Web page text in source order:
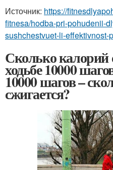
Источник: https://
fitnesa/hodba-pri-pohudenii-
sushchestvuet-li-effektivnost-
Сколько калорий
ходьбе 10000
10000 шагов –
сжигается?